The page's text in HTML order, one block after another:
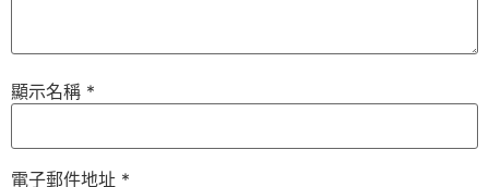
顯示名稱 *
電子郵件地址 *